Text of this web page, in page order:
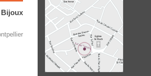
Bijoux